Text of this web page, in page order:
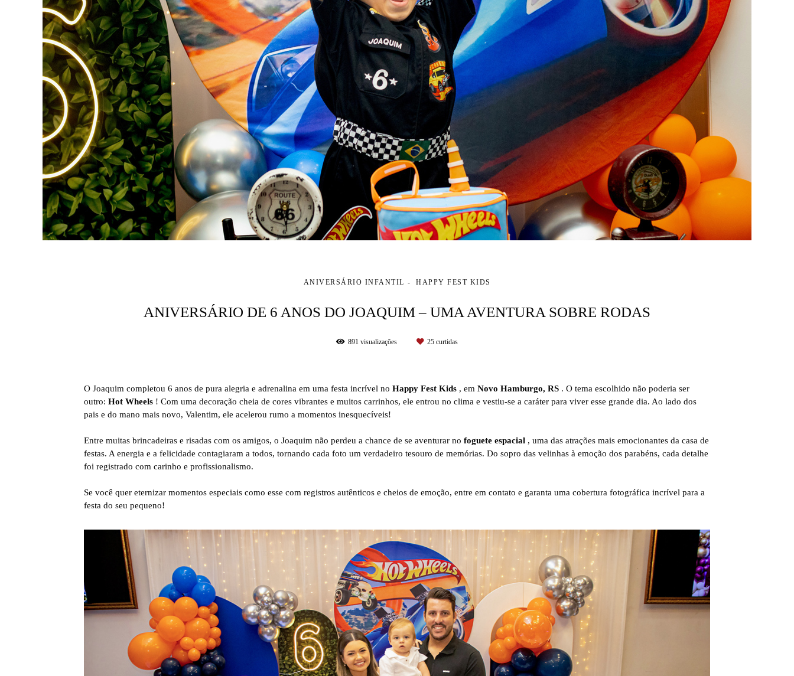
ANIVERSÁRIO INFANTIL HAPPY FEST KIDS
ANIVERSÁRIO DE 6 ANOS DO JOAQUIM – UMA AVENTURA SOBRE RODAS
891 visualizações 25 curtidas
O Joaquim completou 6 anos de pura alegria e adrenalina em uma festa incrível no Happy Fest Kids , em Novo Hamburgo, RS . O tema escolhido não poderia ser
outro: Hot Wheels ! Com uma decoração cheia de cores vibrantes e muitos carrinhos, ele entrou no clima e vestiu-se a caráter para viver esse grande dia. Ao lado dos
pais e do mano mais novo, Valentim, ele acelerou rumo a momentos inesquecíveis!
Entre muitas brincadeiras e risadas com os amigos, o Joaquim não perdeu a chance de se aventurar no foguete espacial , uma das atrações mais emocionantes da casa de
festas. A energia e a felicidade contagiaram a todos, tornando cada foto um verdadeiro tesouro de memórias. Do sopro das velinhas à emoção dos parabéns, cada detalhe
foi registrado com carinho e profissionalismo.
Se você quer eternizar momentos especiais como esse com registros autênticos e cheios de emoção, entre em contato e garanta uma cobertura fotográfica incrível para a
festa do seu pequeno!